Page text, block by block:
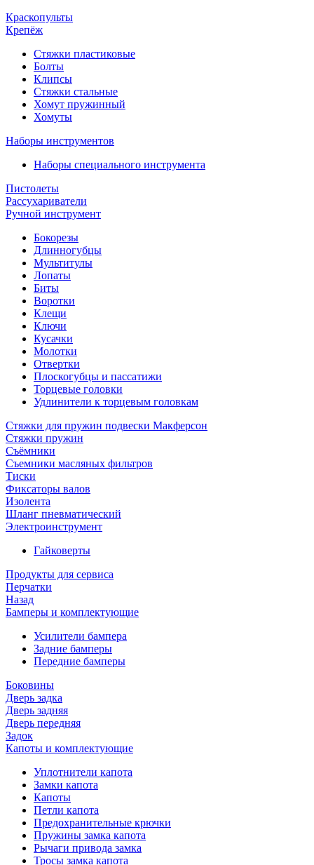
Краскопульты
Крепёж
Стяжки пластиковые
Болты
Клипсы
Стяжки стальные
Хомут пружинный
Хомуты
Наборы инструментов
Наборы специального инструмента
Пистолеты
Рассухариватели
Ручной инструмент
Бокорезы
Длинногубцы
Мультитулы
Лопаты
Биты
Воротки
Клещи
Ключи
Кусачки
Молотки
Отвертки
Плоскогубцы и пассатижи
Торцевые головки
Удлинители к торцевым головкам
Стяжки для пружин подвески Макферсон
Стяжки пружин
Съёмники
Съемники масляных фильтров
Тиски
Фиксаторы валов
Изолента
Шланг пневматический
Электроинструмент
Гайковерты
Продукты для сервиса
Перчатки
Назад
Бамперы и комплектующие
Усилители бампера
Задние бамперы
Передние бамперы
Боковины
Дверь задка
Дверь задняя
Дверь передняя
Задок
Капоты и комплектующие
Уплотнители капота
Замки капота
Капоты
Петли капота
Предохранительные крючки
Пружины замка капота
Рычаги привода замка
Тросы замка капота